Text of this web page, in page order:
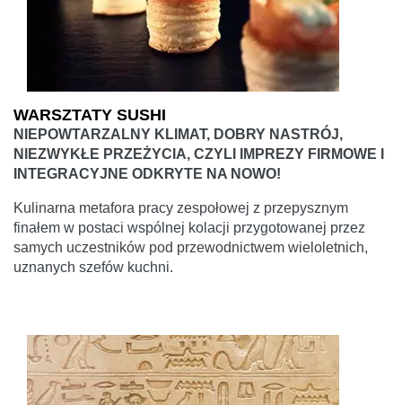
WARSZTATY SUSHI
NIEPOWTARZALNY KLIMAT, DOBRY NASTRÓJ,
NIEZWYKŁE PRZEŻYCIA, CZYLI IMPREZY FIRMOWE I
INTEGRACYJNE ODKRYTE NA NOWO!
Kulinarna metafora pracy zespołowej z przepysznym
finałem w postaci wspólnej kolacji przygotowanej przez
samych uczestników pod przewodnictwem wieloletnich,
uznanych szefów kuchni.